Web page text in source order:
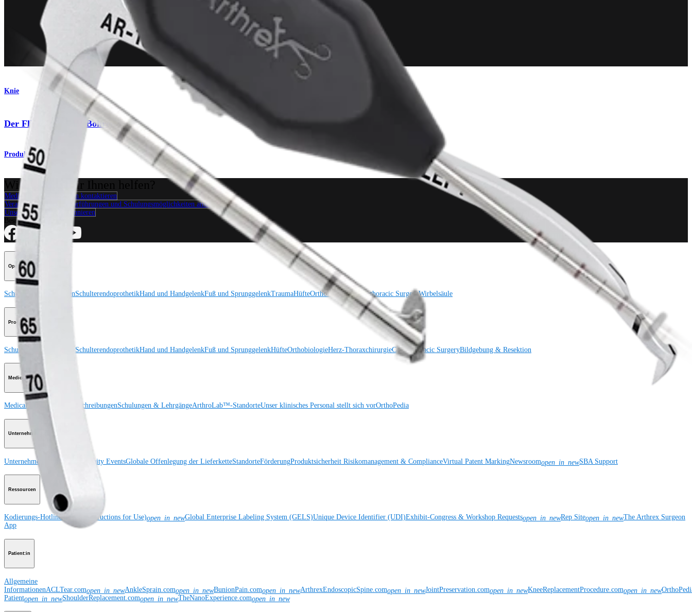
Knie
Der FlipCutter III-Bohrer
Produkt
Wie können wir Ihnen helfen?
Medizinproduktberater:in kontaktieren
Veranstaltungen, Lab-Vorführungen und Schulungsmöglichkeiten ansehen
Unseren Newsletter abonnieren
Besuchen Sie uns
Operationsverfahren
Schulter EllenbogenSchulterendoprothetikHand und HandgelenkFuß und SprunggelenkTraumaHüfteOrthobiologieCardiothoracic SurgeryWirbelsäule
Produkt
Schulter SchulterendoprothetikHand und HandgelenkFuß und SprunggelenkHüfteOrthobiologieHerz-ThoraxchirurgieCardiothoracic SurgeryBildgebung & Resektion
Medical Education
Medical Education KursbeschreibungenSchulungen & LehrgängeArthroLab™-StandorteUnser klinisches Personal stellt sich vorOrthoPedia
Unternehmen
Unternehmen Über uns Community EventsGlobale Offenlegung der LieferketteStandorteFörderungProduktsicherheit Risikomanagement & ComplianceVirtual Patent MarkingNewsroomopen_in_newSBA Support
Ressourcen
Kodierungs-HotlineeDFUs (Instructions for Use)open_in_newGlobal Enterprise Labeling System (GELS)Unique Device Identifier (UDI)Exhibit-Congress & Workshop Requestsopen_in_newRep Siteopen_in_newThe Arthrex Surgeon
App
Patient:in
Allgemeine
InformationenACLTear.comopen_in_newAnkleSprain.comopen_in_newBunionPain.comopen_in_newArthrexEndoscopicSpine.comopen_in_newJointPreservation.comopen_in_newKneeReplacementProcedure.comopen_in_new
Patientopen_in_newShoulderReplacement.comopen_in_newTheNanoExperience.comopen_in_new